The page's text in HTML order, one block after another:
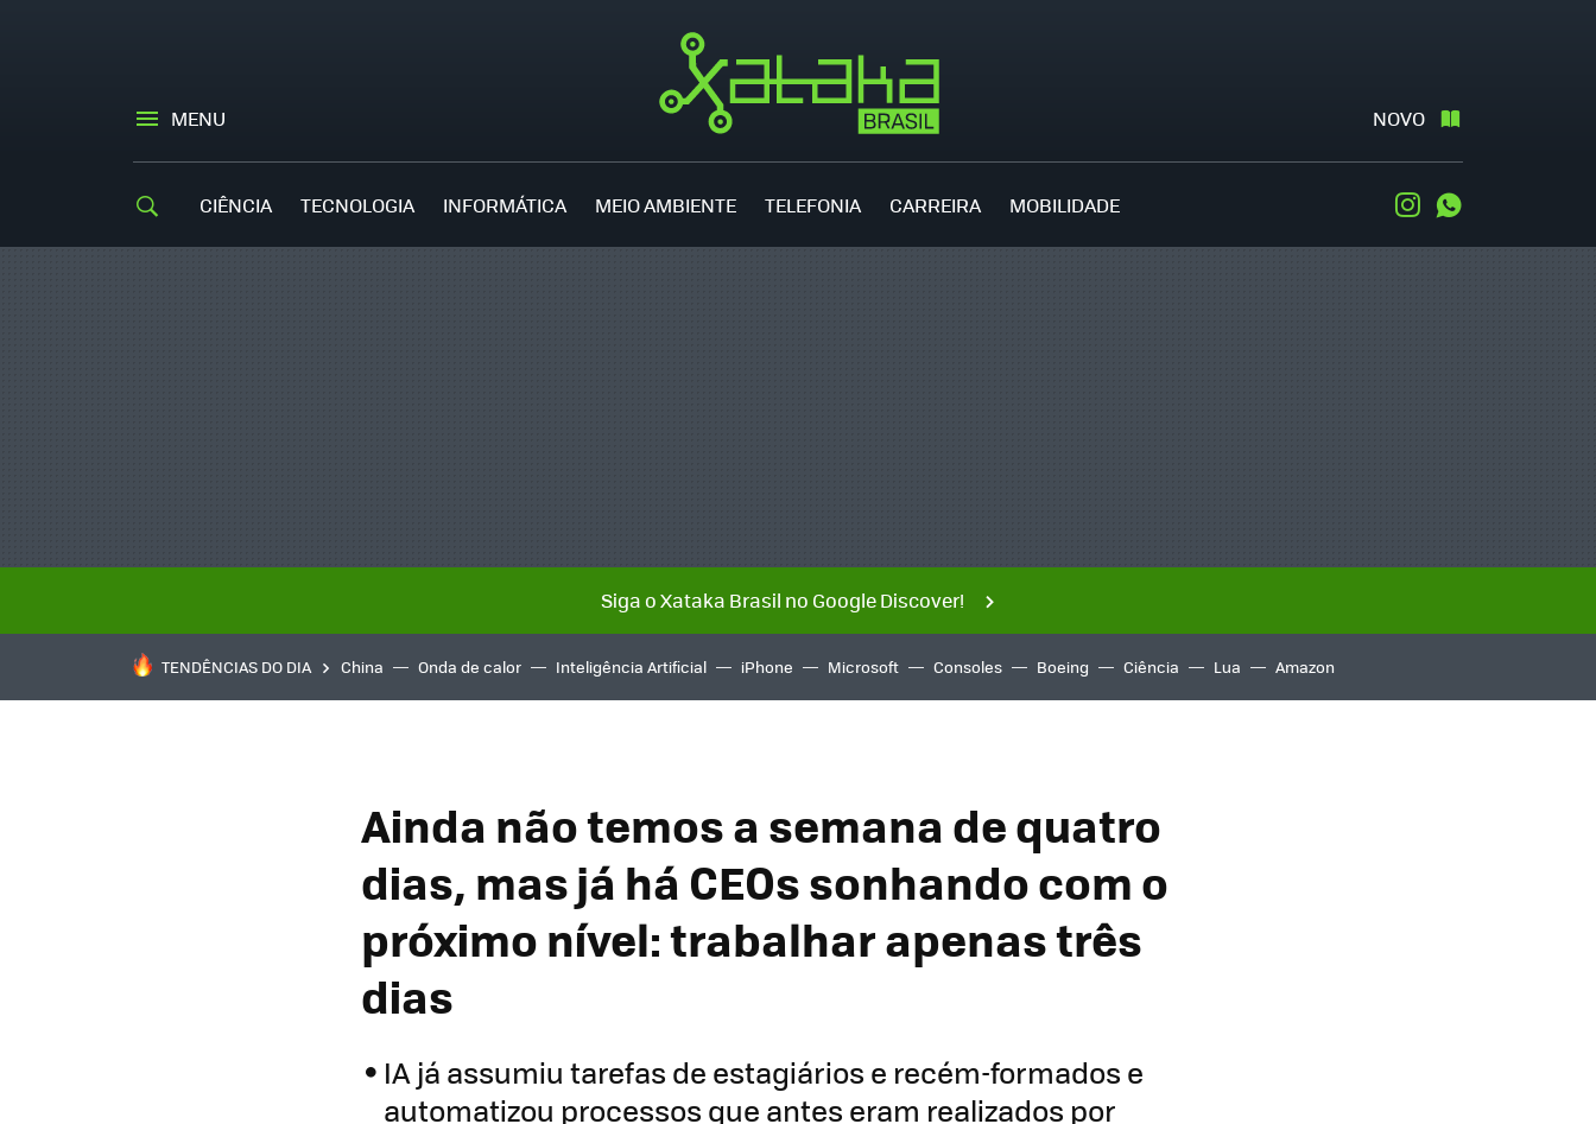
MENU NOVO
CIÊNCIA TECNOLOGIA INFORMÁTICA MEIO AMBIENTE TELEFONIA CARREIRA MOBILIDADE Instagram
Siga o Xataka Brasil no Google Discover!
TENDÊNCIAS DO DIA China Onda de calor Inteligência Artificial iPhone Microsoft Consoles Boeing Ciência Lua Amazon
Ainda não temos a semana de quatro
dias, mas já há CEOs sonhando com o
próximo nível: trabalhar apenas três
dias
IA já assumiu tarefas de estagiários e recém-formados e
automatizou processos que antes eram realizados por